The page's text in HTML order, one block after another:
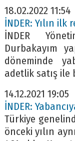
18.02.2022
İNDER: Yılın
İNDER
Durbakayım
döneminde
adetlik satış ile
14.12.2021
İNDER:
Türkiye
önceki yılın